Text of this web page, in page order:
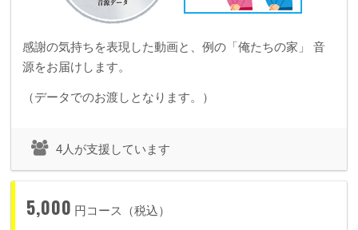
感謝の気持ちを表現した動画と、例の「俺たちの家」 音
源をお届けします。
（データでのお渡しとなります。）
4人が支援しています
5,000 円コース（税込）